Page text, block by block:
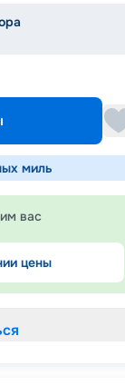
миль
вас
цены